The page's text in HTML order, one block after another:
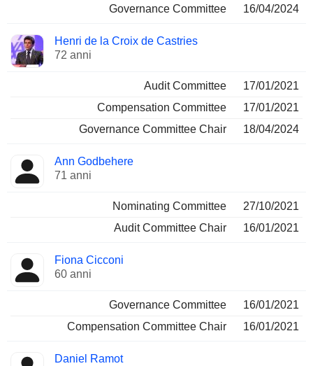
Governance Committee
16/04/2024
Henri de la Croix de Castries
72 anni
Audit Committee
17/01/2021
Compensation Committee
17/01/2021
Governance Committee Chair
18/04/2024
Ann Godbehere
71 anni
Nominating Committee
27/10/2021
Audit Committee Chair
16/01/2021
Fiona Cicconi
60 anni
Governance Committee
16/01/2021
Compensation Committee Chair
16/01/2021
Daniel Ramot